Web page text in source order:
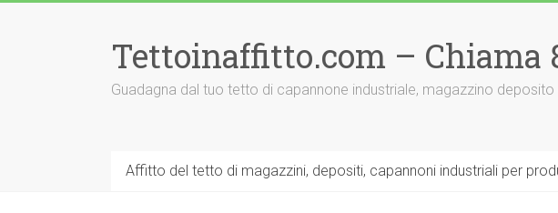
Tettoinaffitto.com – Chiama
Guadagna dal tuo tetto di capannone industriale, magazzino
Affitto del tetto di magazzini, depositi, capannoni industriali per